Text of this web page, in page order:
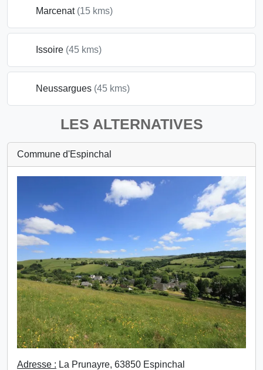
Marcenat (15 kms)
Issoire (45 kms)
Neussargues (45 kms)
LES ALTERNATIVES
Commune d'Espinchal
Adresse : La Prunayre, 63850 Espinchal